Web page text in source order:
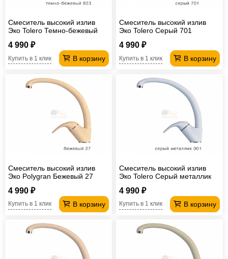
Смеситель высокий излив
Эко Tolero Темно-бежевый
4 990 ₽
В корзину
Купить в 1 клик
Смеситель высокий излив
Эко Tolero Серый 701
4 990 ₽
В корзину
Купить в 1 клик
Смеситель высокий излив
Эко Polygran Бежевый 27
4 990 ₽
В корзину
Купить в 1 клик
Смеситель высокий излив
Эко Tolero Серый металлик
4 990 ₽
В корзину
Купить в 1 клик